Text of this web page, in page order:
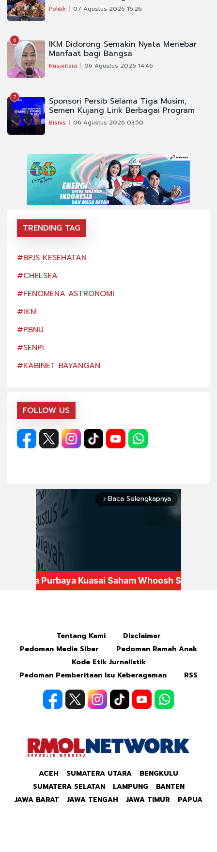
Politik 07 Agustus 2026 16:26
6 IKM Didorong Semakin Nyata Menebar
Manfaat bagi Bangsa
Nusantara 06 Agustus 2026 14:46
7 Sponsori Persib Selama Tiga Musim,
Semen Kujang Lirik Berbagai Program
Bisnis 06 Agustus 2026 03:50
TRENDING TAG
#BPJS KESEHATAN
#CHELSEA
#FENOMENA ASTRONOMI
#IKM
#PBNU
#SENPI
#KABINET BAYANGAN
FOLLOW US
arrow_forward_ios Baca Selengkapnya
Tentang Kami
Disclaimer
Pedoman Media Siber
Pedoman Ramah Anak
Kode Etik Jurnalistik
Pedoman Pemberitaan Isu Keberagaman
RSS
ACEH SUMATERA UTARA
BENGKULU
SUMATERA SELATAN
LAMPUNG
BANTEN
JAWA BARAT
JAWA TENGAH JAWA TIMUR PAPUA